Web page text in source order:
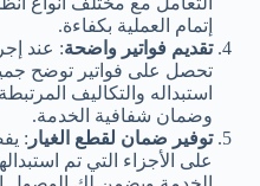
إتمام العملية بكفاءة.
تقديم فواتير واضحة: عند
تحصل على فواتير توضح
استبداله والتكاليف
وضمان شفافية الخدمة.
توفير ضمان لقطع الغيار :
على الأجزاء التي تم